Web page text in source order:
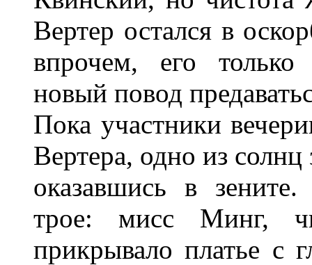
Вертер остался в
впрочем, его только
новый повод
Пока участники
Вертера, одно из солнц
оказавшись в
трое: мисс Минг,
прикрывало платье с